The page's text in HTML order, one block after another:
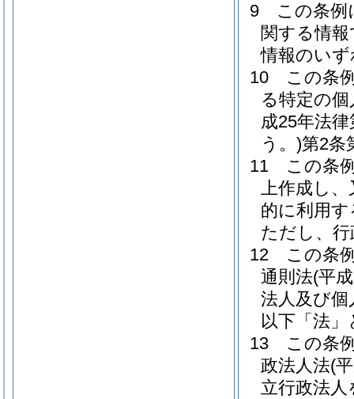
9
この条例
関する情
情報のい
10
この条
る特定の
成25年法
う。)第2条
11
この条
上作成し
的に利用
ただし、
12
この条
通則法(平
法人及び
以下「法
13
この条
政法人法(
立行政法